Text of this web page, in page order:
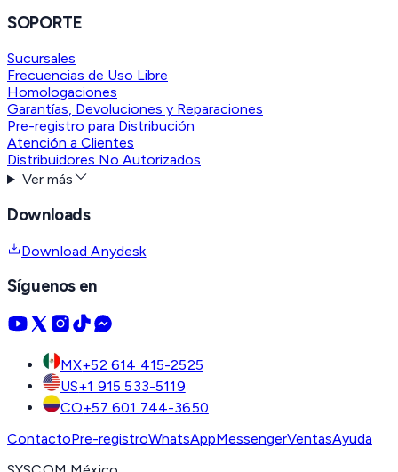
SOPORTE
Sucursales
Frecuencias de Uso Libre
Homologaciones
Garantías, Devoluciones y Reparaciones
Pre-registro para Distribución
Atención a Clientes
Distribuidores No Autorizados
Ver más
Downloads
Download Anydesk
Síguenos en
MX+52 614 415-2525
US+1 915 533-5119
CO+57 601 744-3650
ContactoPre-registroWhatsAppMessengerVentasAyuda